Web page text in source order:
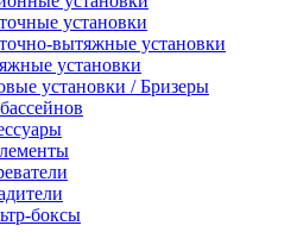
установки
вытяжные установки
установки
установки / Бризеры
боксы